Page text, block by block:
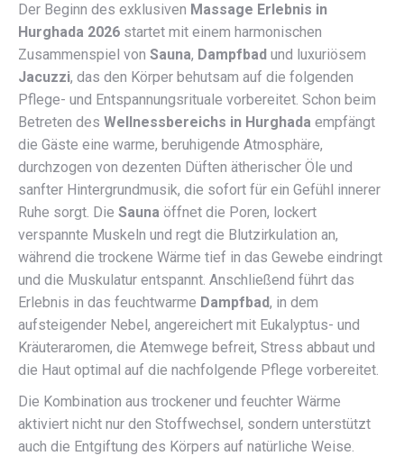
Der Beginn des exklusiven Massage Erlebnis in
Hurghada 2026 startet mit einem harmonischen
Zusammenspiel von Sauna, Dampfbad und luxuriösem
Jacuzzi, das den Körper behutsam auf die folgenden
Pflege- und Entspannungsrituale vorbereitet. Schon beim
Betreten des Wellnessbereichs in Hurghada empfängt
die Gäste eine warme, beruhigende Atmosphäre,
durchzogen von dezenten Düften ätherischer Öle und
sanfter Hintergrundmusik, die sofort für ein Gefühl innerer
Ruhe sorgt. Die Sauna öffnet die Poren, lockert
verspannte Muskeln und regt die Blutzirkulation an,
während die trockene Wärme tief in das Gewebe eindringt
und die Muskulatur entspannt. Anschließend führt das
Erlebnis in das feuchtwarme Dampfbad, in dem
aufsteigender Nebel, angereichert mit Eukalyptus- und
Kräuteraromen, die Atemwege befreit, Stress abbaut und
die Haut optimal auf die nachfolgende Pflege vorbereitet.
Die Kombination aus trockener und feuchter Wärme
aktiviert nicht nur den Stoffwechsel, sondern unterstützt
auch die Entgiftung des Körpers auf natürliche Weise.